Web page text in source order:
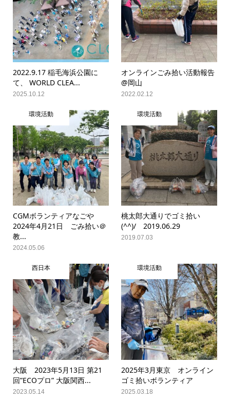
2022.9.17 稲毛海浜公園に
て、 WORLD CLEA...
2025.10.12
オンラインごみ拾い活動報告
@岡山
2022.02.12
環境活動
CGMボランティアなごや
2024年4月21日 ごみ拾い＠
教...
2024.05.06
環境活動
桃太郎大通りでゴミ拾い
(^^)/ 2019.06.29
2019.07.03
西日本
大阪 2023年5月13日 第21
回”ECOプロ” 大阪関西...
2023.05.14
環境活動
2025年3月東京 オンライン
ゴミ拾いボランティア
2025.03.18